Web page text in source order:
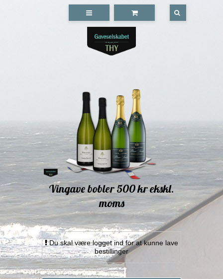
Vingave bobler 500 kr ekskl.
moms
Du skal være logget ind for at kunne lave
bestillinger